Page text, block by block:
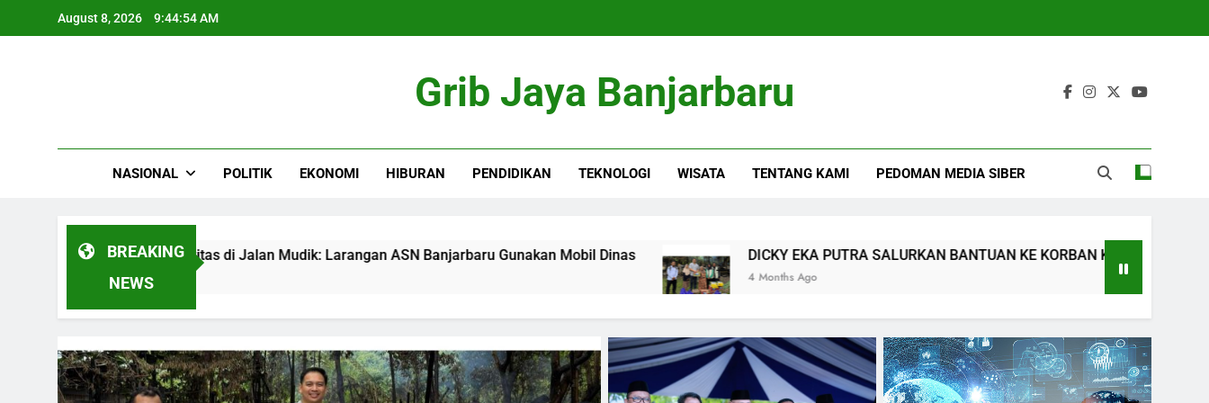
August 8, 2026 9:44:56 AM
Grib Jaya Banjarbaru
NASIONAL POLITIK EKONOMI HIBURAN PENDIDIKAN TEKNOLOGI WISATA TENTANG KAMI PEDOMAN MEDIA SIBER
BREAKING
NEWS
Integritas di Jalan Mudik: Larangan ASN Banjarbaru Gunakan Mobil Dinas DICKY EKA PUTRA SALURKAN BANTUAN KE KORBAN KEBAKARAN: DORONG PERCEPATAN
4 Months Ago